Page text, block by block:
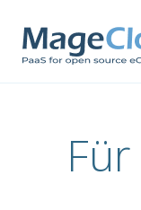
FEATURES